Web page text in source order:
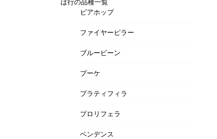
は行の品種一覧
ビアホップ
ファイヤーピラー
ブルービーン
ブーケ
プラティフィラ
プロリフェラ
ペンデンス